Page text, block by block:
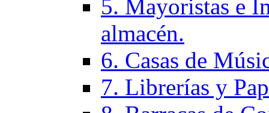
5. Mayoristas e
almacén.
6. Casas de
7. Librerías y